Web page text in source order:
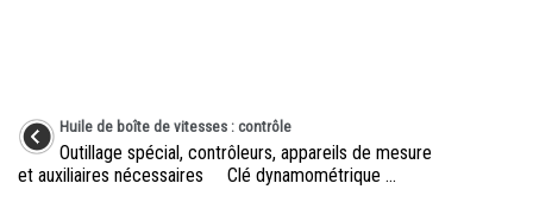
Huile de boîte de vitesses : contrôle
Outillage spécial, contrôleurs, appareils de mesure
et auxiliaires nécessaires Clé dynamométrique ...